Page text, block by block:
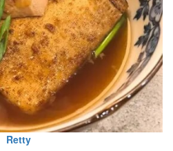
Retty